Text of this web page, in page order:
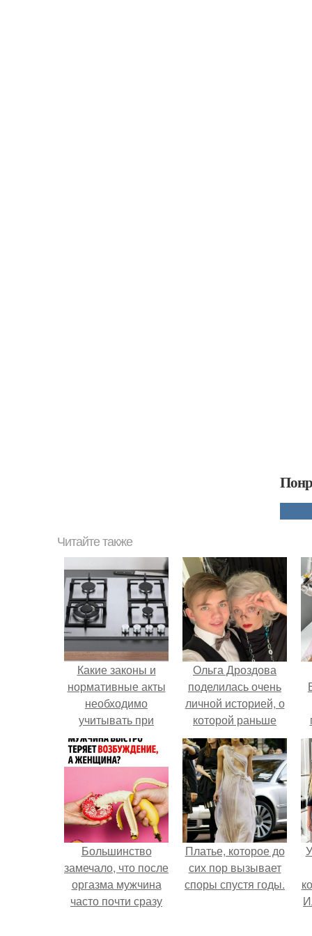
Читайте также
Какие законы и
нормативные акты
необходимо
учитывать при
переделке кухни в
жилую комнату
Ольга Дроздова
поделилась очень
личной историей, о
которой раньше
почти не говорила.
Большинство
замечало, что после
оргазма мужчина
часто почти сразу
Платье, которое до
сих пор вызывает
споры спустя годы.